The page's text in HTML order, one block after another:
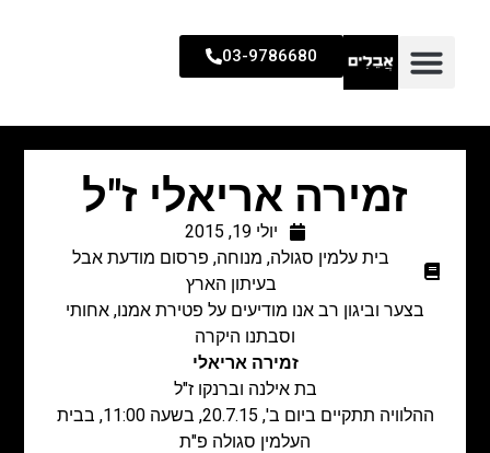
03-9786680
זמירה אריאלי ז"ל
יולי 19, 2015
בית עלמין סגולה, מנוחה, פרסום מודעת אבל
בעיתון הארץ
בצער וביגון רב אנו מודיעים על פטירת אמנו, אחותי
וסבתנו היקרה
זמירה אריאלי
בת אילנה וברנקו ז"ל
ההלוויה תתקיים ביום ב', 20.7.15, בשעה 11:00, בבית
העלמין סגולה פ"ת